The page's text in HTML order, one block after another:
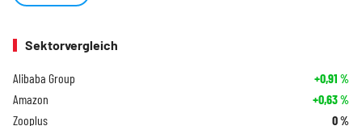
Sektorvergleich
Alibaba Group +0,91 %
Amazon +0,63%
Zooplus 0%